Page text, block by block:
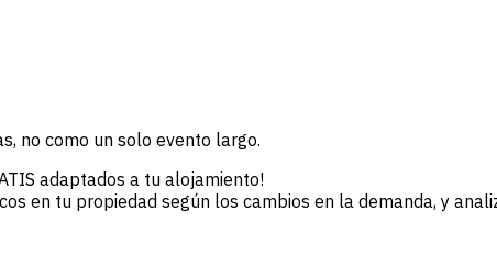
no como un solo evento largo.
adaptados a tu alojamiento!
en tu propiedad según los cambios en la demanda, y